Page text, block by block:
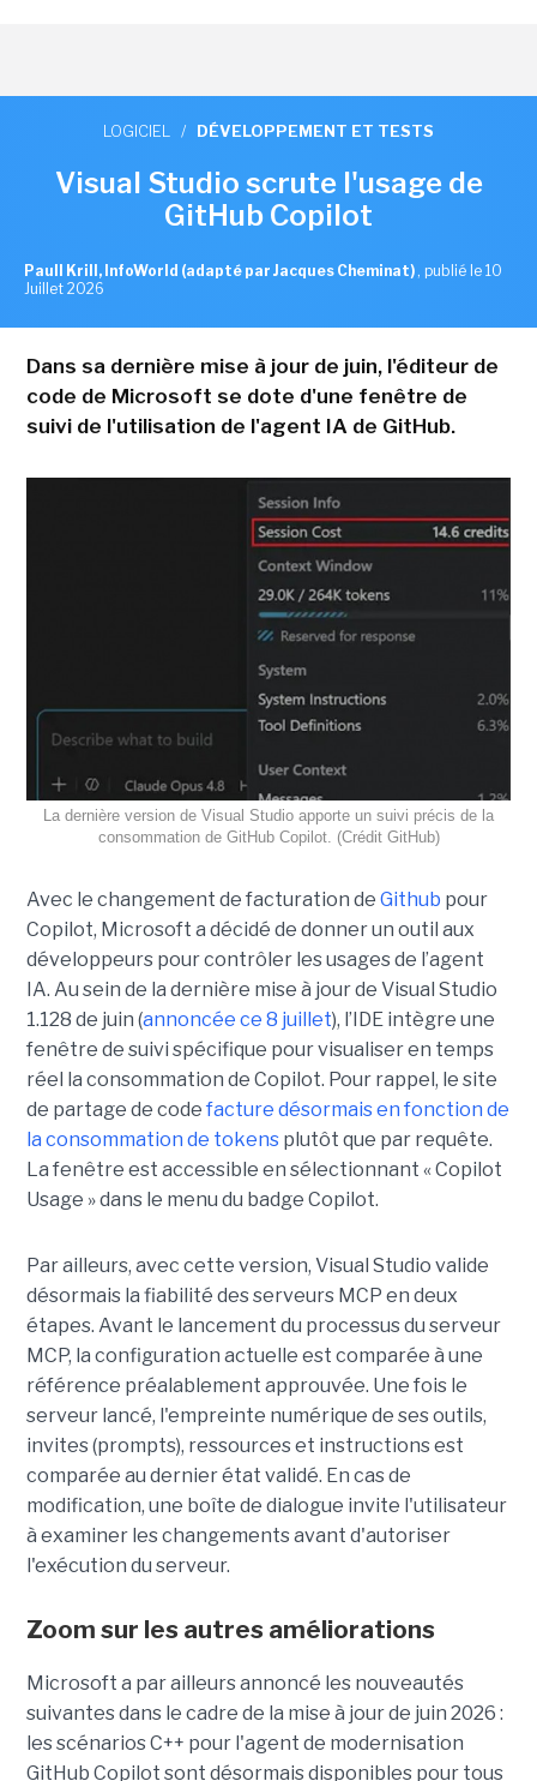
LOGICIEL / DÉVELOPPEMENT ET TESTS
Visual Studio scrute l'usage de
GitHub Copilot
Paull Krill, InfoWorld (adapté par Jacques Cheminat) , publié le 10
Juillet 2026
Dans sa dernière mise à jour de juin, l'éditeur de
code de Microsoft se dote d'une fenêtre de
suivi de l'utilisation de l'agent IA de GitHub.
La dernière version de Visual Studio apporte un suivi précis de la
consommation de GitHub Copilot. (Crédit GitHub)
Avec le changement de facturation de Github pour
Copilot, Microsoft a décidé de donner un outil aux
développeurs pour contrôler les usages de l’agent
IA. Au sein de la dernière mise à jour de Visual Studio
1.128 de juin (annoncée ce 8 juillet), l’IDE intègre une
fenêtre de suivi spécifique pour visualiser en temps
réel la consommation de Copilot. Pour rappel, le site
de partage de code facture désormais en fonction de
la consommation de tokens plutôt que par requête.
La fenêtre est accessible en sélectionnant « Copilot
Usage » dans le menu du badge Copilot.
Par ailleurs, avec cette version, Visual Studio valide
désormais la fiabilité des serveurs MCP en deux
étapes. Avant le lancement du processus du serveur
MCP, la configuration actuelle est comparée à une
référence préalablement approuvée. Une fois le
serveur lancé, l'empreinte numérique de ses outils,
invites (prompts), ressources et instructions est
comparée au dernier état validé. En cas de
modification, une boîte de dialogue invite l'utilisateur
à examiner les changements avant d'autoriser
l'exécution du serveur.
Zoom sur les autres améliorations
Microsoft a par ailleurs annoncé les nouveautés
suivantes dans le cadre de la mise à jour de juin 2026 :
les scénarios C++ pour l'agent de modernisation
GitHub Copilot sont désormais disponibles pour tous